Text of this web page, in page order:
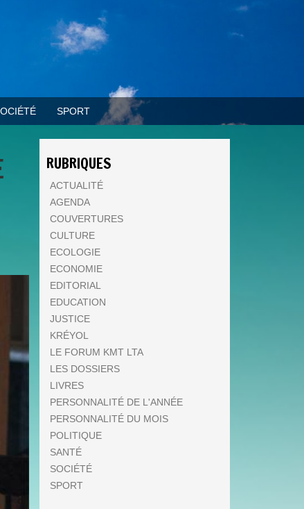
SPORT
RUBRIQUES
ACTUALITÉ
AGENDA
COUVERTURES
CULTURE
ECOLOGIE
ECONOMIE
EDITORIAL
EDUCATION
JUSTICE
KRÉYOL
LE FORUM KMT LTA
LES DOSSIERS
LIVRES
PERSONNALITÉ DE L'ANNÉE
PERSONNALITÉ DU MOIS
POLITIQUE
SANTÉ
SOCIÉTÉ
SPORT